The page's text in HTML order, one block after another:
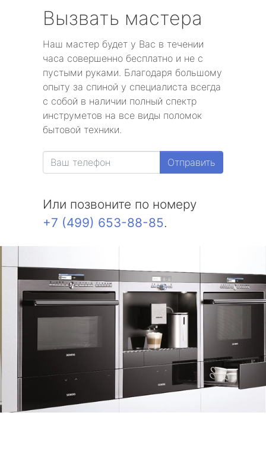
Вызвать мастера
Наш мастер будет у Вас в течении
часа совершенно бесплатно и не с
пустыми руками. Благодаря большому
опыту за спиной у специалиста всегда
с собой в наличии полный спектр
инструметов на все виды поломок
бытовой техники.
Отправить
Или позвоните по номеру
+7 (499) 653-88-85.